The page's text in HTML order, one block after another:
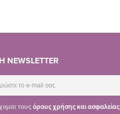
NEWSLETTER
τουςόρους χρήσης και ασφαλείας